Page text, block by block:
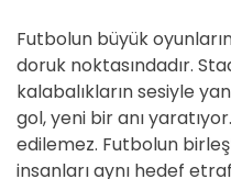
Futbolun büyük
doruk noktasındadır.
kalabalıkların sesiyle
gol, yeni bir anı yaratıyor.
edilemez. Futbolun
insanları aynı hedef